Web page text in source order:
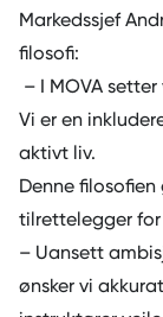
Markedssjef
filosofi:
– I MOVA
Vi er en
aktivt liv.
Denne
tilrettelegger for
– Uansett
ønsker vi